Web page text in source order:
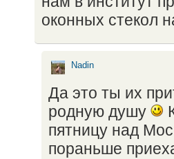
оконных стекол
Nadin
Да это ты их
родную душу
пятницу над
пораньше